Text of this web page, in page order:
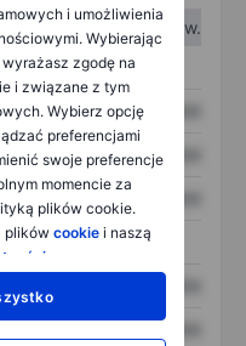
i umożliwienia
Wybierając
zgodę na
i związane z tym
Wybierz opcję
preferencjami
swoje preferencje
momencie za
plików cookie.
plików cookiei naszą
W I kw.
W II kw.
XXXXXXX
XXXXXXX